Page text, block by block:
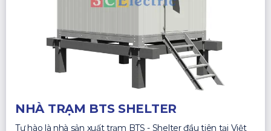
NHÀ TRẠM BTS SHELTER
Tự hào là nhà sản xuất trạm BTS - Shelter đầu tiên tại Việt